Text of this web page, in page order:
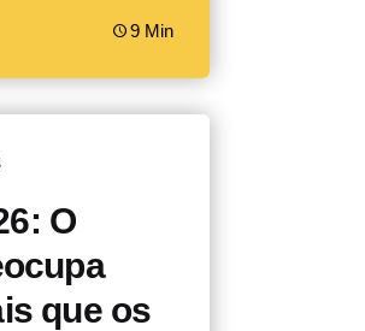
9 Min
O
que os